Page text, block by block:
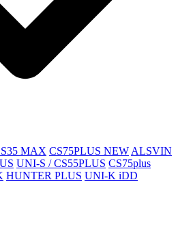
MAX CS75PLUS NEW ALSVIN
UNI-S / CS55PLUS CS75plus
HUNTER PLUS UNI-K iDD